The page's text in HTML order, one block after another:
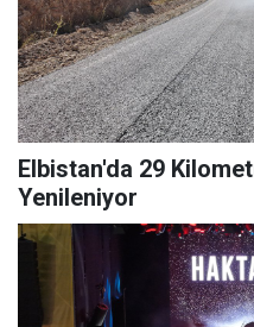
Elbistan'da 29
Yenileniyor